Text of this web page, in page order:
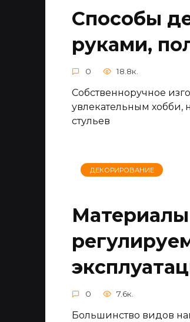
Способы
руками,
0 18.8к.
Собственноручное
увлекательным хобби,
стульев
ДЕКОРИРОВАНИЕ
0 7.6к.
Большинство видов